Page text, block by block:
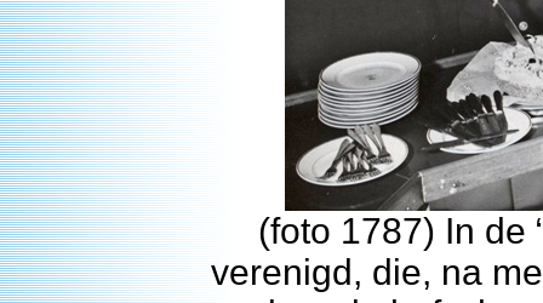
(foto 1787) In de
verenigd, die, na